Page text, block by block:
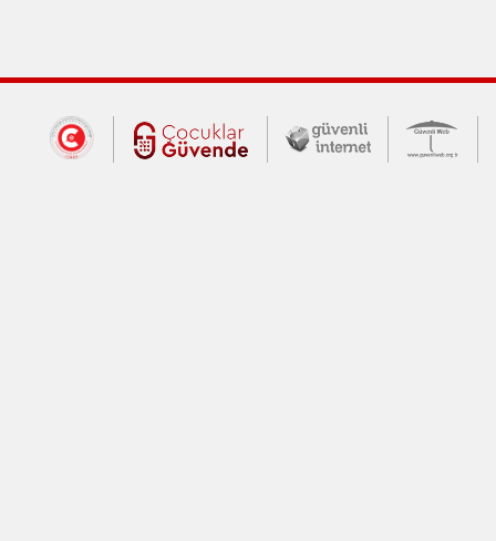
Dış Bağlantılar
Cumhurbaşkanlığı İletişim Merkezi
Çocuklar Güvende (yeni
Güvenli